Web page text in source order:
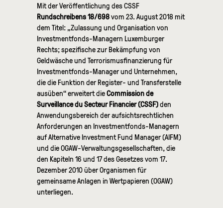
Mit der Veröffentlichung des CSSF
Rundschreibens 18/698vom 23. August 2018 mit
dem Titel: „Zulassung und Organisation von
Investmentfonds-Managern Luxemburger
Rechts; spezifische zur Bekämpfung von
Geldwäsche und Terrorismusfinanzierung für
Investmentfonds-Manager und Unternehmen,
die die Funktion der Register- und Transferstelle
ausüben“ erweitert dieCommission de
Surveillance du Secteur Financier (CSSF)den
Anwendungsbereich der aufsichtsrechtlichen
Anforderungen an Investmentfonds-Managern
auf Alternative Investment Fund Manager (AIFM)
und die OGAW-Verwaltungsgesellschaften, die
den Kapiteln 16 und 17 des Gesetzes vom 17.
Dezember 2010 über Organismen für
gemeinsame Anlagen in Wertpapieren (OGAW)
unterliegen.